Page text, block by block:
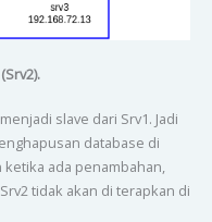
slave dari Srv1. Jadi
database di
ketika ada penambahan,
tidak akan di terapkan di